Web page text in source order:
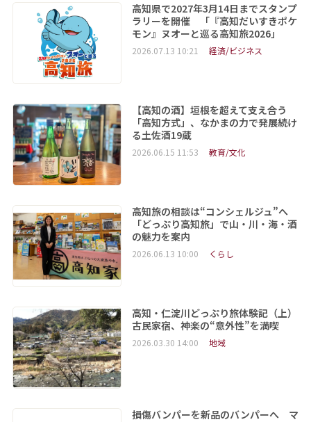
高知県で2027年3月14日までスタンプ
ラリーを開催 「『高知だいすきポケ
モン』ヌオーと巡る高知旅2026」
2026.07.13 10:21 経済/ビジネス
【高知の酒】垣根を超えて支え合う
「高知方式」、なかまの力で発展続け
る土佐酒19蔵
2026.06.15 11:53 教育/文化
高知旅の相談は“コンシェルジュ”へ
「どっぷり高知旅」で山・川・海・酒
の魅力を案内
2026.06.13 10:00 くらし
高知・仁淀川どっぷり旅体験記（上）
古民家宿、神楽の“意外性”を満喫
2026.03.30 14:00 地域
損傷バンパーを新品のバンパーへ マ